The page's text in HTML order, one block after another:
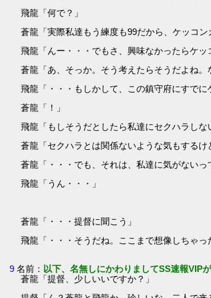
飛龍「何で？」
蒼龍「実際私達もう練度も99だから、ケッコ
飛龍「んー・・・でもさ、興味なかったらケッ
蒼龍「あ、そっか。そう考えたらそうだよね。
飛龍「・・・もしかして、この鎮守府にすで
蒼龍「！」
飛龍「もしそうだとしたら私達にセクハラし
蒼龍「セクハラとは関係ないような気もするけ
蒼龍「・・・でも、それは、私達に気がないっ
飛龍「うん・・・」
蒼龍「・・・提督に聞こう」
飛龍「・・・そうだね。ここまで想像しちゃ
9 名前： 以下、名無しにかわりましてSS速報VIP
蒼龍「提督、少しいいですか？」